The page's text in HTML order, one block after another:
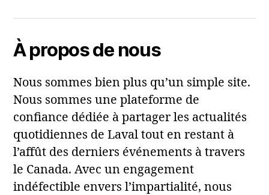
À propos de nous
Nous sommes bien plus qu’un simple site.
Nous sommes une plateforme de
confiance dédiée à partager les actualités
quotidiennes de Laval tout en restant à
l’affût des derniers événements à travers
le Canada. Avec un engagement
indéfectible envers l’impartialité, nous